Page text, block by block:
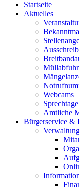
Startseite
Aktuelles
Webcams
Amtliche
Bürgerservice &
Verwaltung